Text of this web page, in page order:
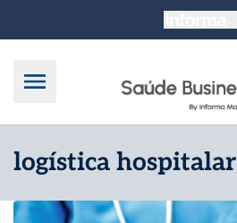
logística hospitalar